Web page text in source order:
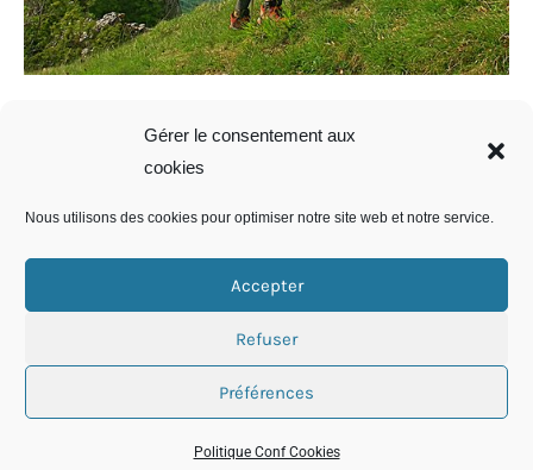
Gérer le consentement aux
cookies
Nous utilisons des cookies pour optimiser notre site web et notre service.
Accepter
Refuser
Préférences
Politique Conf Cookies